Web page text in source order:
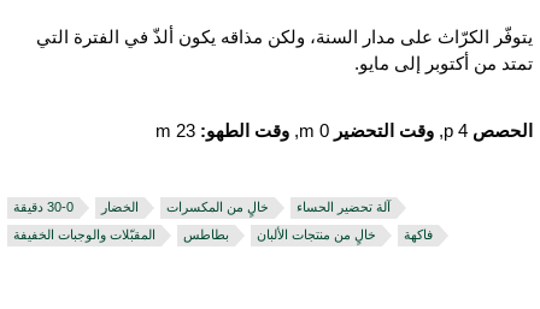
الكرّاث على مدار السنة، ولكن مذاقه يكون ألذّ في الفترة التي
من أكتوبر إلى مايو.
4 p, وقت التحضير 0 m, وقت الطهو: 23 m
الخضار خالٍ من المكسرات
آلة تحضير الحساء
المقبّلات والوجبات الخفيفة
بطاطس خالٍ من منتجات الألبان فاكهة